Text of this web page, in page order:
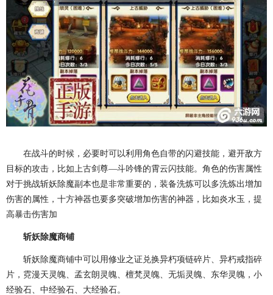
在战斗的时候，必要时可以利用角色自带的闪避技能，避开敌方
目标的攻击，比如上古剑尊—斗吟锋的霄云闪技能。角色的伤害属性
对于挑战斩妖除魔副本也是非常重要的，装备洗炼可以多洗炼出增加
伤害的属性，十方神器也要多突破增加伤害的神器，比如炎水玉，提
高暴击伤害加
斩妖除魔商铺
斩妖除魔商铺中可以用修业之证兑换异朽项链碎片、异朽戒指碎
片，霓漫天灵魄、孟玄朗灵魄、檀梵灵魄、无垢灵魄、东华灵魄，小
经验石、中经验石、大经验石。